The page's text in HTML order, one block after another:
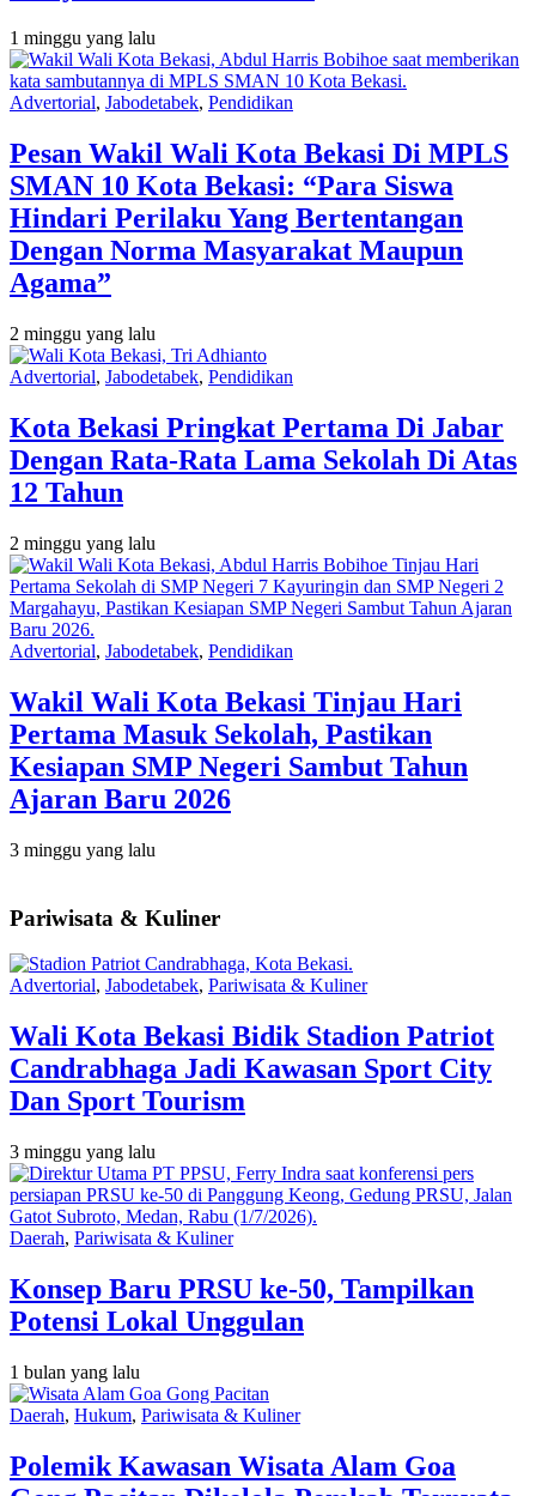
1 minggu yang lalu
Advertorial, Jabodetabek, Pendidikan
Pesan Wakil Wali Kota Bekasi Di MPLS
SMAN 10 Kota Bekasi: “Para Siswa
Hindari Perilaku Yang Bertentangan
Dengan Norma Masyarakat Maupun
Agama”
2 minggu yang lalu
Advertorial, Jabodetabek, Pendidikan
Kota Bekasi Pringkat Pertama Di Jabar
Dengan Rata-Rata Lama Sekolah Di Atas
12 Tahun
2 minggu yang lalu
Advertorial, Jabodetabek, Pendidikan
Wakil Wali Kota Bekasi Tinjau Hari
Pertama Masuk Sekolah, Pastikan
Kesiapan SMP Negeri Sambut Tahun
Ajaran Baru 2026
3 minggu yang lalu
Pariwisata & Kuliner
Advertorial, Jabodetabek, Pariwisata & Kuliner
Wali Kota Bekasi Bidik Stadion Patriot
Candrabhaga Jadi Kawasan Sport City
Dan Sport Tourism
3 minggu yang lalu
Daerah, Pariwisata & Kuliner
Konsep Baru PRSU ke-50, Tampilkan
Potensi Lokal Unggulan
1 bulan yang lalu
Daerah, Hukum, Pariwisata & Kuliner
Polemik Kawasan Wisata Alam Goa